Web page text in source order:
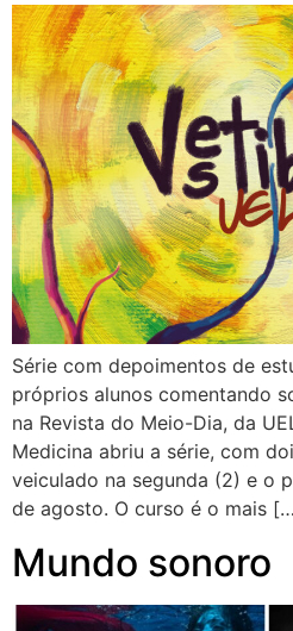
Série com depoimentos de
próprios alunos comentando
na Revista do Meio-Dia, da
Medicina abriu a série, com
veiculado na segunda (2) e o
de agosto. O curso é o mais
Mundo sonoro